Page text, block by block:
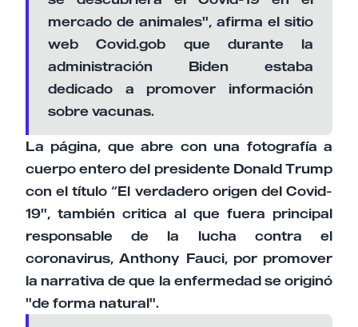
mercado de animales", afirma el sitio
web Covid.gob que durante la
administración Biden estaba
dedicado a promover información
sobre vacunas.
La página, que abre con una fotografía a
cuerpo entero del presidente Donald Trump
con el título “El verdadero origen del Covid-
19", también critica al que fuera principal
responsable de la lucha contra el
coronavirus, Anthony Fauci, por promover
la narrativa de que la enfermedad se originó
"de forma natural".